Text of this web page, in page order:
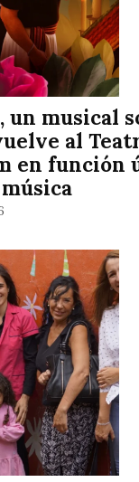
un musical
al
en función